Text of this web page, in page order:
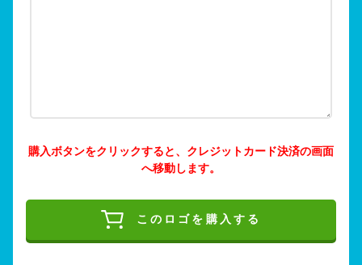
購入ボタンをクリックすると、クレジットカード決済の画面
へ移動します。
このロゴを購入する